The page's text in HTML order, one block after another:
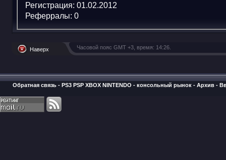
Регистрация: 01.02.2012
Реферралы: 0
Наверх Часовой пояс GMT +3, время: 14:26
Обратная связь - PS3 PSP XBOX NINTENDO - консольный рынок - Архив -